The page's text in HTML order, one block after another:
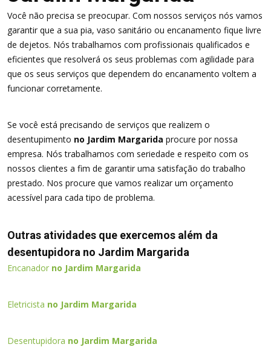
Você não precisa se preocupar. Com nossos serviços nós vamos
garantir que a sua pia, vaso sanitário ou encanamento fique livre
de dejetos. Nós trabalhamos com profissionais qualificados e
eficientes que resolverá os seus problemas com agilidade para
que os seus serviços que dependem do encanamento voltem a
funcionar corretamente.
Se você está precisando de serviços que realizem o
desentupimento no Jardim Margarida procure por nossa
empresa. Nós trabalhamos com seriedade e respeito com os
nossos clientes a fim de garantir uma satisfação do trabalho
prestado. Nos procure que vamos realizar um orçamento
acessível para cada tipo de problema.
Outras atividades que exercemos além da
desentupidora no Jardim Margarida
Encanador no Jardim Margarida
Eletricista no Jardim Margarida
Desentupidora no Jardim Margarida